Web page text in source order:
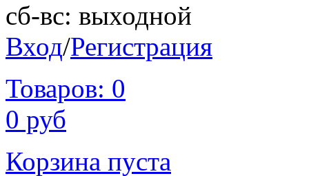
сб-вс: выходной
Вход/Регистрация
Товаров: 0
0 руб
Корзина пуста